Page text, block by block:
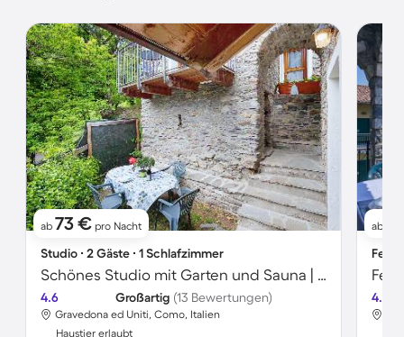
ab 73 € pro Nacht
Studio ∙ 2 Gäste ∙ 1 Schlafzimmer
Schönes Studio mit Garten und Sauna | Bergblick | Haustiere erlaubt
4.6 Großartig (13 Bewertungen)
Gravedona ed Uniti, Como, Italien
Haustier erlaubt
ab
4.7